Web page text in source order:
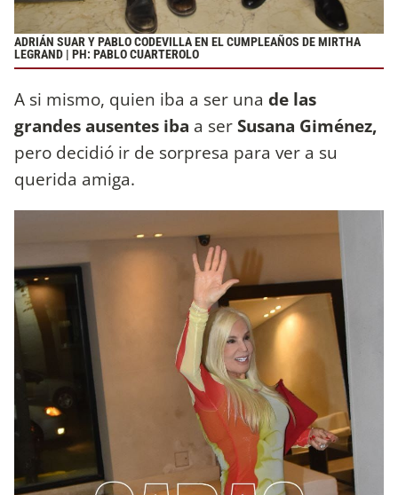
ADRIÁN SUAR Y PABLO CODEVILLA EN EL CUMPLEAÑOS DE MIRTHA
LEGRAND | PH: PABLO CUARTEROLO
A si mismo, quien iba a ser una de las
grandes ausentes iba a serSusana Giménez,
pero decidió ir de sorpresa para ver a su
querida amiga.